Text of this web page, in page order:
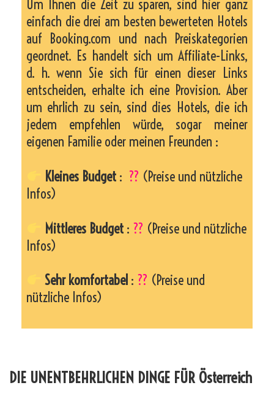
Um Ihnen die Zeit zu sparen, sind hier ganz
einfach die drei am besten bewerteten Hotels
auf Booking.com und nach Preiskategorien
geordnet. Es handelt sich um Affiliate-Links,
d. h. wenn Sie sich für einen dieser Links
entscheiden, erhalte ich eine Provision. Aber
um ehrlich zu sein, sind dies Hotels, die ich
jedem empfehlen würde, sogar meiner
eigenen Familie oder meinen Freunden :
Kleines Budget : ?? (Preise und nützliche
Infos)
Mittleres Budget : ?? (Preise und nützliche
Infos)
Sehr komfortabel : ?? (Preise und
nützliche Infos)
DIE UNENTBEHRLICHEN DINGE FÜR Österreich